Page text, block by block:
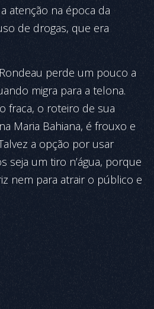
atenção na época da
de drogas, que era
perde um pouco a
migra para a telona.
fraca, o roteiro de sua
Maria Bahiana, é frouxo e
a opção por usar
seja um tiro n’água, porque
nem para atrair o público e